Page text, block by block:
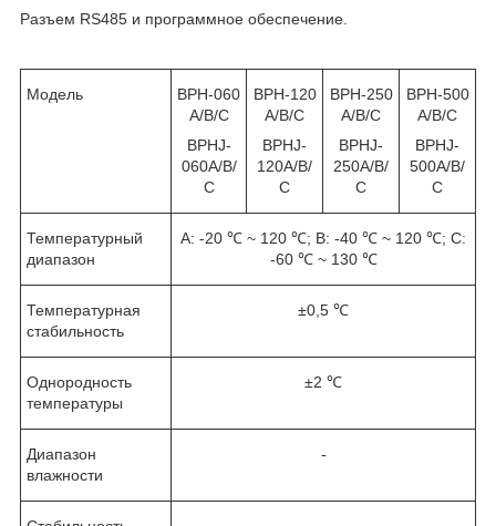
Разъем RS485 и программное обеспечение.
Модель
ВРН-060
A/В/С
BPHJ-
060A/В/
С
ВРН-120
A/В/С
BPHJ-
120A/В/
С
ВРН-250
A/В/С
BPHJ-
250A/В/
С
ВРН-500
A/В/С
BPHJ-
500A/В/
С
Температурный
диапазон
А: -20 ℃ ~ 120 ℃; B: -40 ℃ ~ 120 ℃; C:
-60 ℃ ~ 130 ℃
Температурная
стабильность
±0,5 ℃
Однородность
температуры
±2 ℃
Диапазон
влажности
-